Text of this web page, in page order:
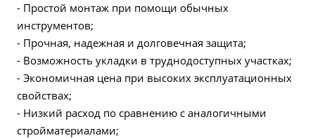
- Простой монтаж при помощи обычных
инструментов;
- Прочная, надежная и долговечная защита;
- Возможность укладки в труднодоступных участках;
- Экономичная цена при высоких эксплуатационных
свойствах;
- Низкий расход по сравнению с аналогичными
стройматериалами;